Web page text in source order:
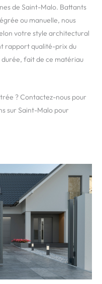
de Saint-Malo. Battants
ou manuelle, nous
votre style architectural
rapport qualité-prix du
durée, fait de ce matériau
? Contactez-nous pour
sur Saint-Malo pour